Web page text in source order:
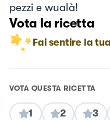
pezzi e wualà!
Vota la ricetta
Fai sentire la
VOTA QUESTA RICETTA
1 2 3